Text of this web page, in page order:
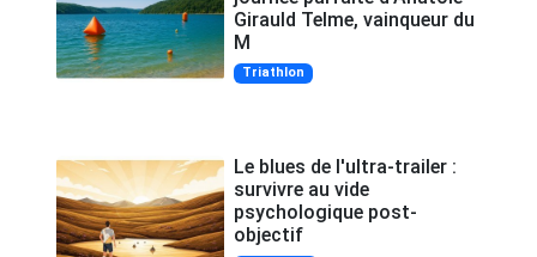
Girauld Telme, vainqueur du
M
Triathlon
Le blues de l'ultra-trailer :
survivre au vide
psychologique post-
objectif